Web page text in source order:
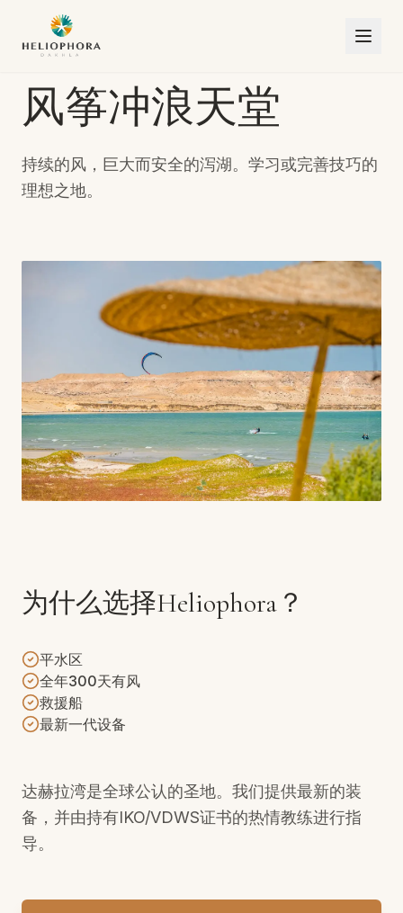
风筝冲浪天堂
持续的风，巨大而安全的泻湖。学习或完善技巧的
理想之地。
为什么选择Heliophora？
平水区
全年300天有风
救援船
最新一代设备
达赫拉湾是全球公认的圣地。我们提供最新的装
备，并由持有IKO/VDWS证书的热情教练进行指
导。